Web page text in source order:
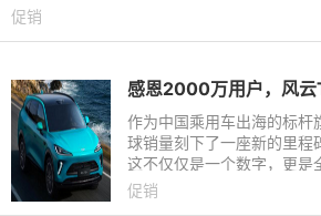
级家用混动SUV标杆，风
促销
作为中国乘用车出海的标杆
球销量刻下了一座新的里
这不仅仅是一个数字，更
甸的信任与选择。站在这个
促销